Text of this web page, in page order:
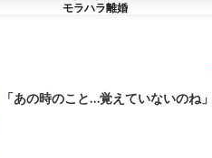
モラハラ離婚
「あの時のこと…覚えていないのね